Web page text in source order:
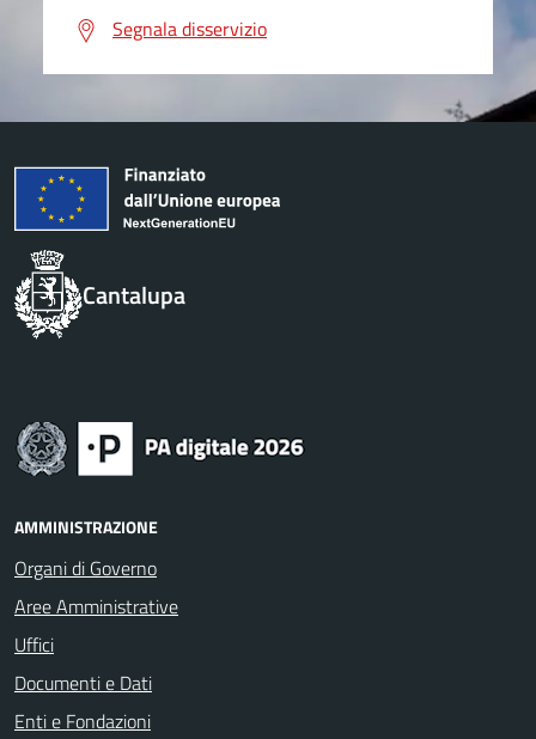
Segnala disservizio
Cantalupa
AMMINISTRAZIONE
Organi di Governo
Aree Amministrative
Uffici
Documenti e Dati
Enti e Fondazioni